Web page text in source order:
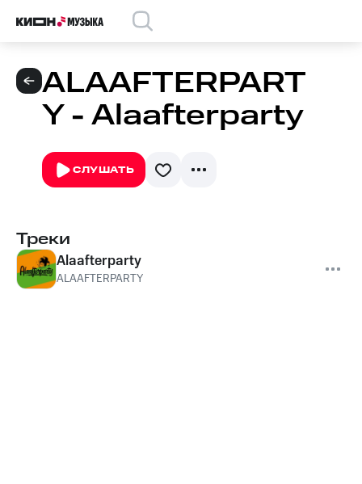
ALAAFTERPART
Y - Alaafterparty
СЛУШАТЬ
Треки
Alaafterparty
ALAAFTERPARTY